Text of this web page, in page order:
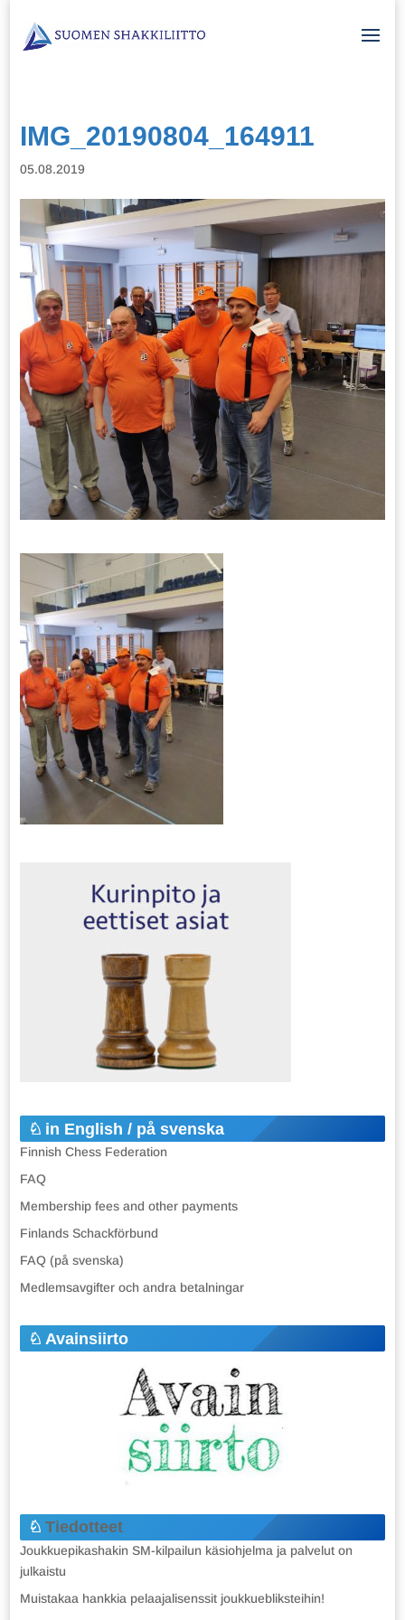
IMG_20190804_164911
05.08.2019
in English / på svenska
Finnish Chess Federation
FAQ
Membership fees and other payments
Finlands Schackförbund
FAQ (på svenska)
Medlemsavgifter och andra betalningar
Avainsiirto
Tiedotteet
Joukkuepikashakin SM-kilpailun käsiohjelma ja palvelut on
julkaistu
Muistakaa hankkia pelaajalisenssit joukkuebliksteihin!